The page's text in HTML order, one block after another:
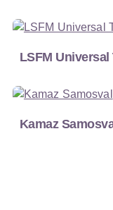
LSFM Universal
Kamaz